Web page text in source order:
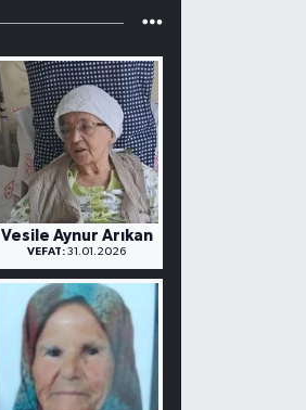
Vesile Aynur Arıkan
VEFAT: 31.01.2026